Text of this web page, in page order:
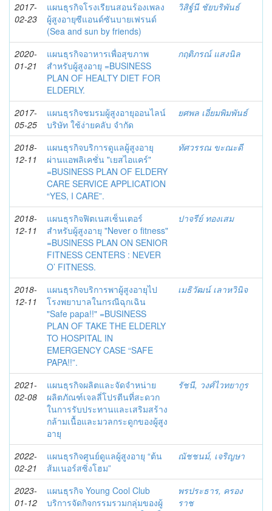
2017-
02-23
แผนธุรกิจโรงเรียนสอนร้องเพลง
ผู้สูงอายุซีแอนด์ซันบายเฟรนด์
(Sea and sun by friends)
วิสิฐ์นี ชัยบริพันธ์
2020-
01-21
แผนธุรกิจอาหารเพื่อสุขภาพ
สำหรับผู้สูงอายุ =BUSINESS
PLAN OF HEALTY DIET FOR
ELDERLY.
กฤติภรณ์ แสงนิล
2017-
05-25
แผนธุรกิจชมรมผู้สูงอายุออนไลน์
บริษัท ใช้ง่ายคลับ จำกัด
ยศพล เอี่ยมพิมพันธ์
2018-
12-11
แผนธุรกิจบริการดูแลผู้สูงอายุ
ผ่านแอพลิเคชั่น "เยสไอแคร์"
=BUSINESS PLAN OF ELDERY
CARE SERVICE APPLICATION
“YES, I CARE”.
ทัศวรรณ ขะณะดี
2018-
12-11
แผนธุรกิจฟิตเนสเซ็นเตอร์
สำหรับผู้สูงอายุ "Never o fitness"
=BUSINESS PLAN ON SENIOR
FITNESS CENTERS : NEVER
O’ FITNESS.
ปาจรีย์ ทองเสม
2018-
12-11
แผนธุรกิจบริการพาผู้สูงอายุไป
โรงพยาบาลในกรณีฉุกเฉิน
"Safe papa!!" =BUSINESS
PLAN OF TAKE THE ELDERLY
TO HOSPITAL IN
EMERGENCY CASE “SAFE
PAPA!!”.
เมธิวัฒน์ เลาหวินิจ
2021-
02-08
แผนธุรกิจผลิตและจัดจำหน่าย
ผลิตภัณฑ์เจลลี่โปรตีนที่สะดวก
ในการรับประทานและเสริมสร้าง
กล้ามเนื้อและมวลกระดูกของผู้สูง
อายุ
รัชนี, วงศ์ไวทยากูร
2022-
02-21
แผนธุรกิจศูนย์ดูแลผู้สูงอายุ “ต้น
ส้มเนอร์สซิ่งโฮม”
ณัชชนม์, เจริญษา
2023-
01-12
แผนธุรกิจ Young Cool Club
บริการจัดกิจกรรมรวมกลุ่มของผู้
พรประธาร, ครอง
ราช